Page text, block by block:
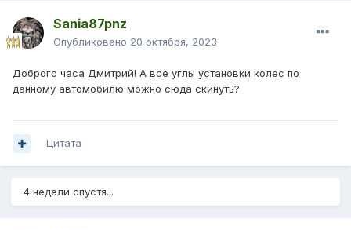
Sania87pnz
Опубликовано 20 октября, 2023
Доброго часа Дмитрий! А все углы установки колес по
данному автомобилю можно сюда скинуть?
Цитата
4 недели спустя...